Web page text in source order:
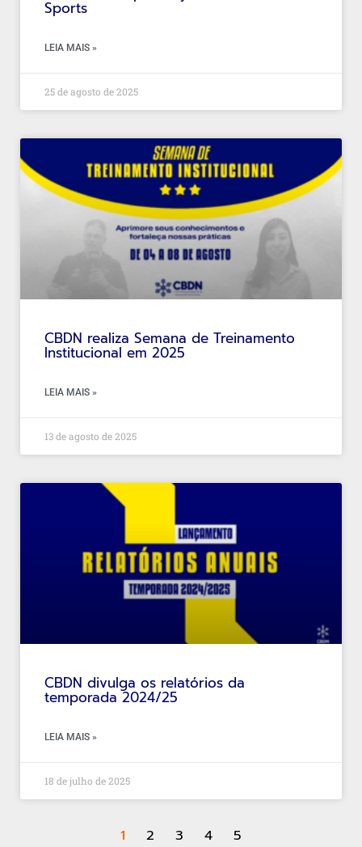
Sports
LEIA MAIS »
25 de agosto de 2025
CBDN realiza Semana de Treinamento
Institucional em 2025
LEIA MAIS »
13 de agosto de 2025
CBDN divulga os relatórios da
temporada 2024/25
LEIA MAIS »
18 de julho de 2025
1 2 3 4 5